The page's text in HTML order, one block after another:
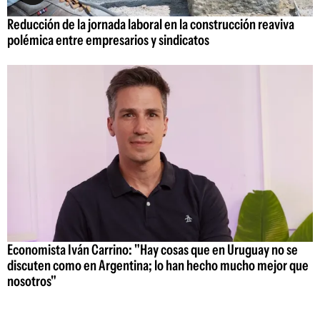
Reducción de la jornada laboral en la construcción reaviva
polémica entre empresarios y sindicatos
Economista Iván Carrino: "Hay cosas que en Uruguay no se
discuten como en Argentina; lo han hecho mucho mejor que
nosotros"